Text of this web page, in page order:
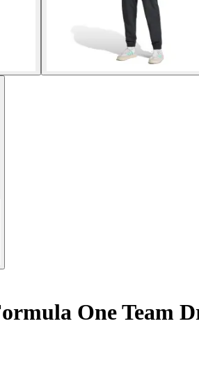
One Team